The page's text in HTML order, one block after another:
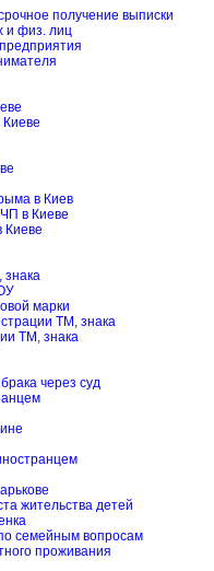
получение выписки
и физ. лиц
в Киев
в Киеве
Киеве
знака
марки
ТМ, знака
ТМ, знака
через суд
жительства детей
семейным вопросам
проживания